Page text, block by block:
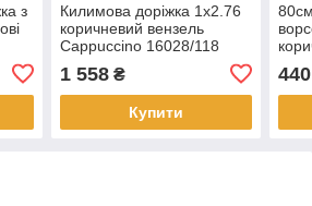
з
Килимова доріжка 1х2.76
коричневий вензель
Cappuccino 16028/118
1 558₴
Купити
440